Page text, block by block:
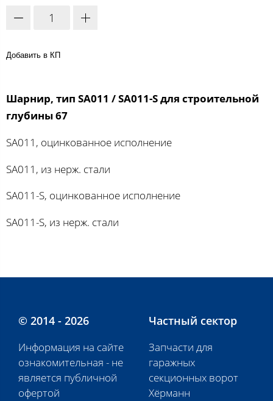
Добавить в КП
Шарнир, тип SA011 / SA011-S для строительной
глубины 67
SA011, оцинкованное исполнение
SA011, из нерж. стали
SA011-S, оцинкованное исполнение
SA011-S, из нерж. стали
© 2014 - 2026
Информация на сайте
ознакомительная - не
является публичной
офертой
Частный сектор
Запчасти для
гаражных
секционных ворот
Хёрманн